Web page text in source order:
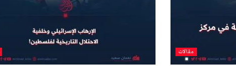
مقالات